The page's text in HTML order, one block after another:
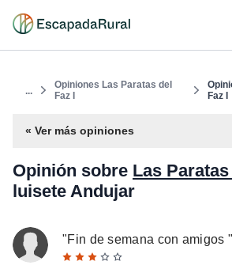
...
Opiniones Las Paratas del
Faz I
Faz I
« Ver más opiniones
Opinión sobre Las
luisete Andujar
"Fin de semana con amigos "